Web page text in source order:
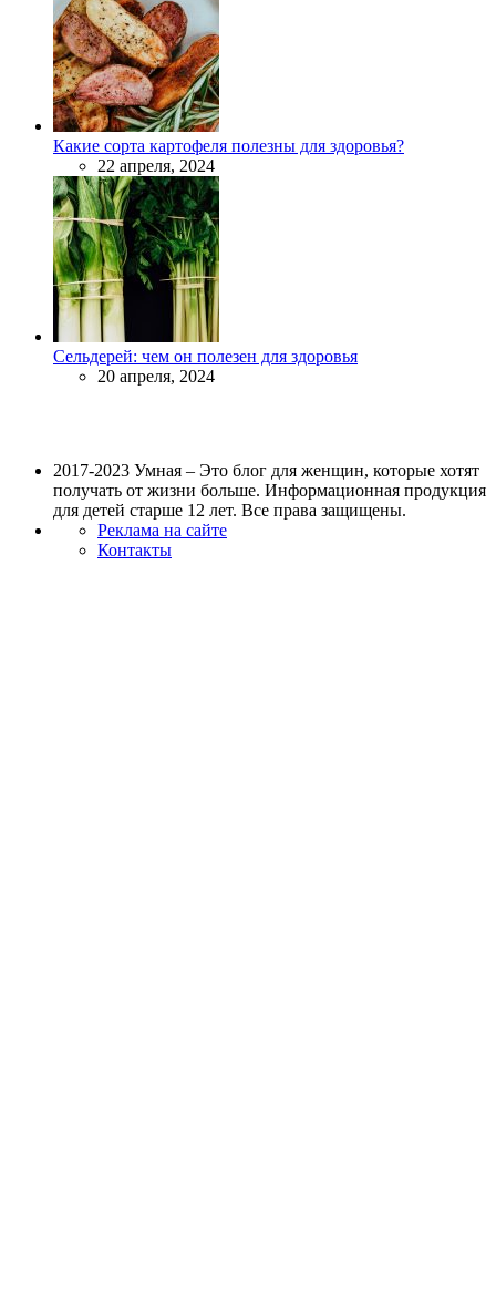
Какие сорта картофеля полезны для здоровья?
22 апреля, 2024
Сельдерей: чем он полезен для здоровья
20 апреля, 2024
2017-2023 Умная – Это блог для женщин, которые хотят
получать от жизни больше. Информационная продукция
для детей старше 12 лет. Все права защищены.
Реклама на сайте
Контакты